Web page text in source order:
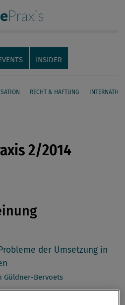
Praxis
INSIDER
RECHT & HAFTUNG
teilen
Facebook teilen
kopieren
per Mail teilen
2/2014
der Umsetzung in
Güldner-Bervoets